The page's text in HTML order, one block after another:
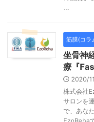
...
筋膜(コラ
坐骨神
療『
2020/
株式会社
サロンを
で、あな